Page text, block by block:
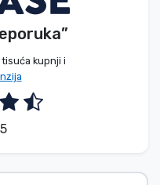
kupnji i